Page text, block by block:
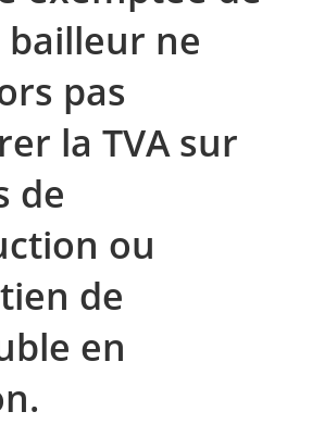
bailleur ne
pas
la TVA sur
de
ou
de
en